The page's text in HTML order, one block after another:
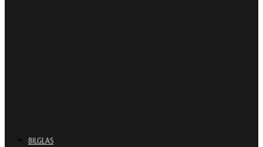
BILGLAS